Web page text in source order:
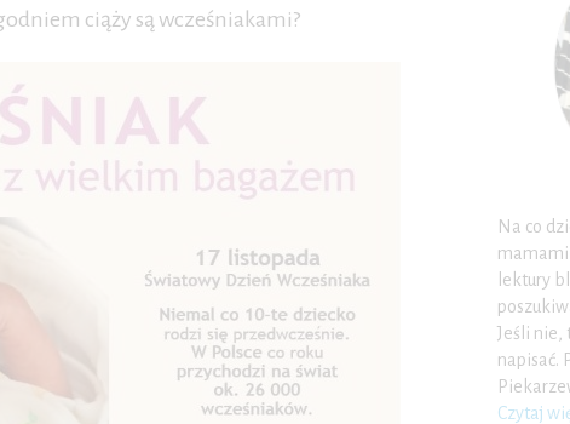
ciąży są wcześniakami?
Na co
lektury
Jeśli nie,
napisać.
Czytaj